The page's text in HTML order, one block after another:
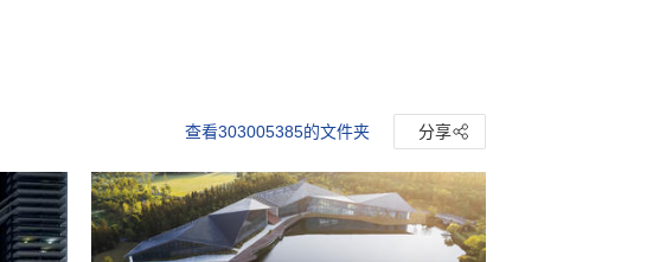
查看303005385的文件夹 分享